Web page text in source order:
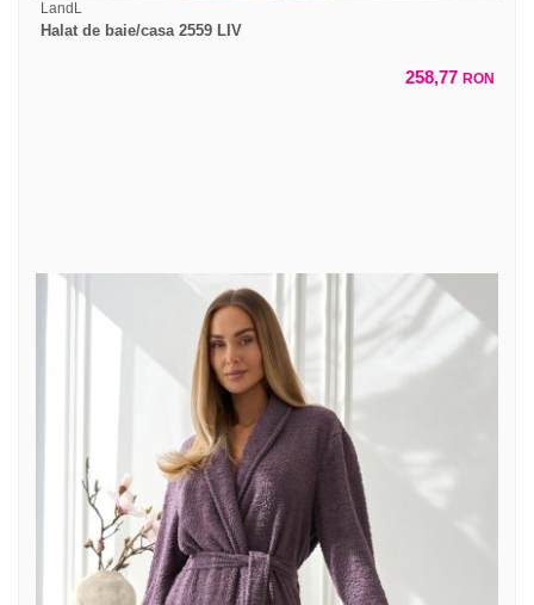
LandL
Halat de baie/casa 2559 LIV
258,77 RON